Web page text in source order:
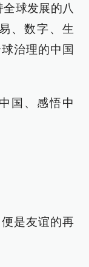
球发展的八
、数字、生
治理的中国
国、感悟中
是友谊的再